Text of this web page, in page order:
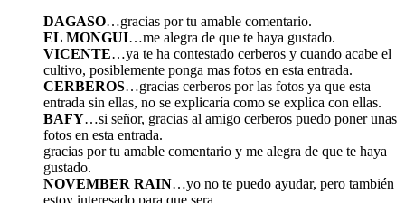
DAGASO…gracias por tu amable comentario.
EL MONGUI…me alegra de que te haya gustado.
VICENTE…ya te ha contestado cerberos y cuando acabe el
cultivo, posiblemente ponga mas fotos en esta entrada.
CERBEROS…gracias cerberos por las fotos ya que esta
entrada sin ellas, no se explicaría como se explica con ellas.
BAFY…si señor, gracias al amigo cerberos puedo poner unas
fotos en esta entrada.
gracias por tu amable comentario y me alegra de que te haya
gustado.
NOVEMBER RAIN…yo no te puedo ayudar, pero también
estoy interesado para que sera.